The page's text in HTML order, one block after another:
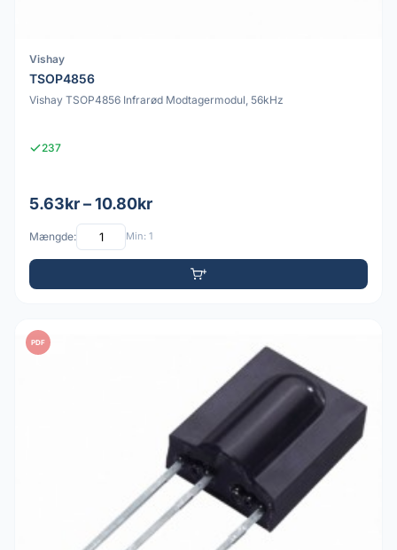
Vishay
TSOP4856
Vishay TSOP4856 Infrarød Modtagermodul, 56kHz
237
5.63kr – 10.80kr
Mængde: Min: 1
PDF